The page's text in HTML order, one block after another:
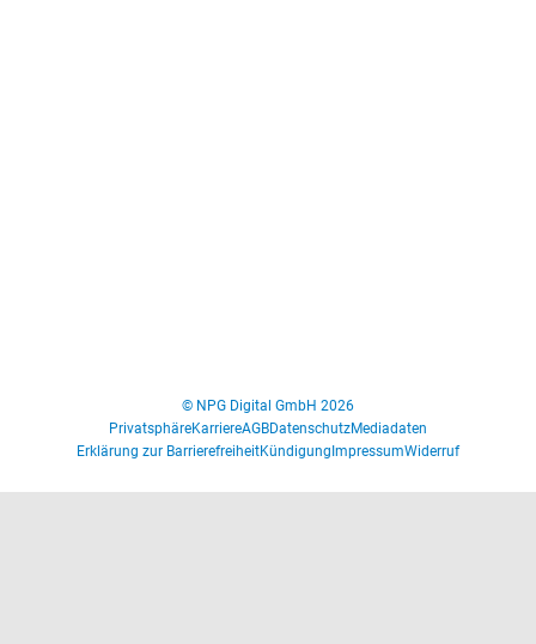
© NPG Digital GmbH 2026
PrivatsphäreKarriereAGBDatenschutzMediadaten
Erklärung zur BarrierefreiheitKündigung ImpressumWiderruf